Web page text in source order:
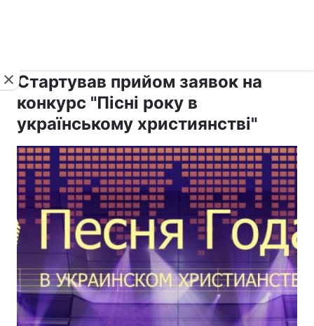
Стартував прийом заявок на
конкурс "Пісні року в
українському християнстві"